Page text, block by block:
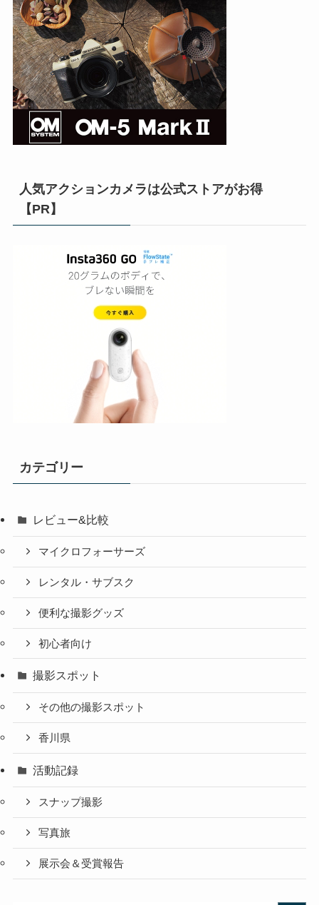
人気アクションカメラは公式ストアがお得
【PR】
カテゴリー
レビュー&比較
マイクロフォーサーズ
レンタル・サブスク
便利な撮影グッズ
初心者向け
撮影スポット
その他の撮影スポット
香川県
活動記録
スナップ撮影
写真旅
展示会＆受賞報告